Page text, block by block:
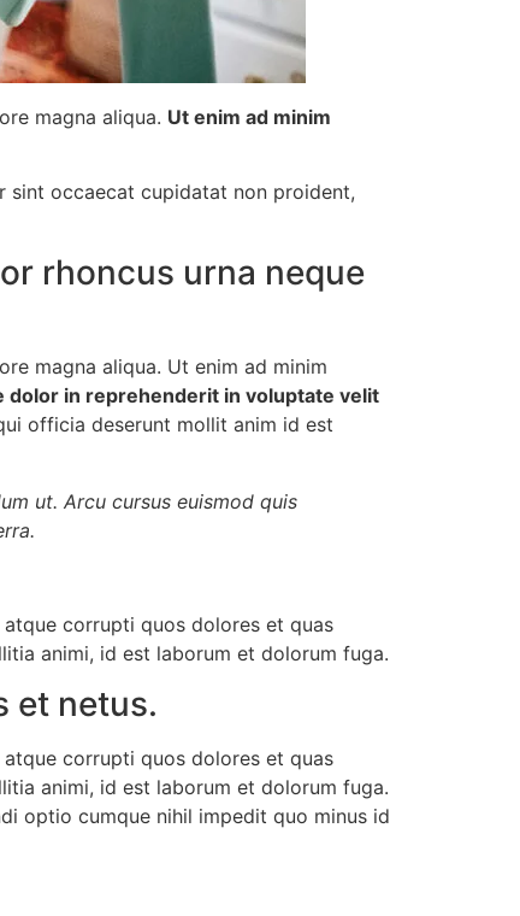
magna aliqua. Ut enim ad minim
sint occaecat cupidatat non proident,
rhoncus urna neque
magna aliqua. Ut enim ad minim
dolor in reprehenderit in voluptate velit
officia deserunt mollit anim id est
ut. Arcu cursus euismod quis
corrupti quos dolores et quas
animi, id est laborum et dolorum fuga.
et netus.
corrupti quos dolores et quas
animi, id est laborum et dolorum fuga.
optio cumque nihil impedit quo minus id